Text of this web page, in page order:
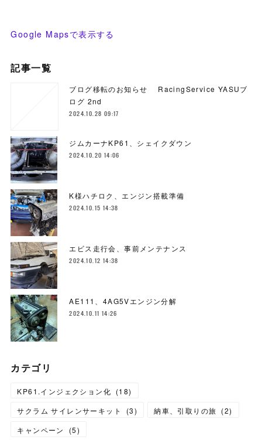
Google Mapsで表示する
記事一覧
ブログ移転のお知らせ RacingService YASUブ
ログ 2nd
2024.10.28 09:17
ジムカーナKP61、シェイクダウン
2024.10.20 14:06
K様ハチロク、エンジン搭載準備
2024.10.15 14:38
エビス走行会、事前メンテナンス
2024.10.12 14:38
AE111、4AG5Vエンジン分解
2024.10.11 14:26
カテゴリ
KP61.インジェクション化 (18)
サクラム サイレンサーキット
(3) 納車、引取りの旅 (2)
キャンペーン
(5)